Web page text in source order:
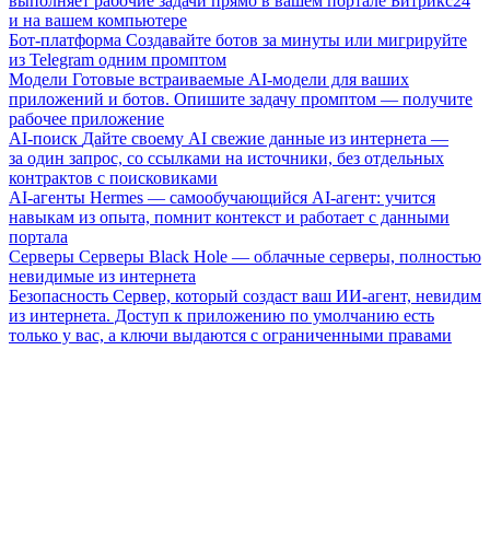
и на вашем компьютере
Бот-платформа Создавайте ботов за минуты или мигрируйте
из Telegram одним промптом
Модели Готовые встраиваемые AI-модели для ваших
приложений и ботов. Опишите задачу промптом — получите
рабочее приложение
AI-поиск Дайте своему AI свежие данные из интернета —
за один запрос, со ссылками на источники, без отдельных
контрактов с поисковиками
AI-агенты Hermes — самообучающийся AI-агент: учится
навыкам из опыта, помнит контекст и работает с данными
портала
Серверы Серверы Black Hole — облачные серверы, полностью
невидимые из интернета
Безопасность Сервер, который создаст ваш ИИ-агент, невидим
из интернета. Доступ к приложению по умолчанию есть
только у вас, а ключи выдаются с ограниченными правами